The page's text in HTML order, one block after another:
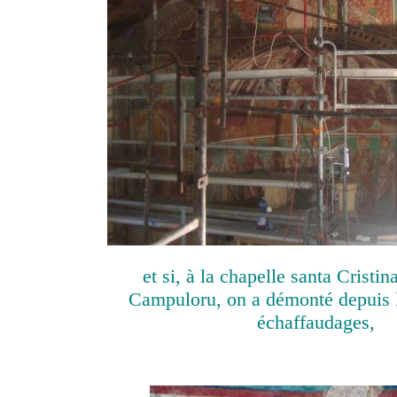
et si, à la chapelle santa
Campuloru, on a démonté depuis
échaffaudages,